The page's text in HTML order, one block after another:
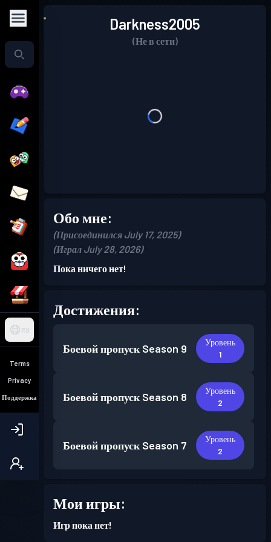
RU
Terms
Privacy
Поддержка
Darkness2005
(Не в сети)
Обо мне:
(Присоединился July 17, 2025)
(Играл July 28, 2026)
Пока ничего нет!
Достижения:
Боевой пропуск Season 9
Уровень
1
Боевой пропуск Season 8
Уровень
2
Боевой пропуск Season 7
Уровень
2
Мои игры:
Игр пока нет!